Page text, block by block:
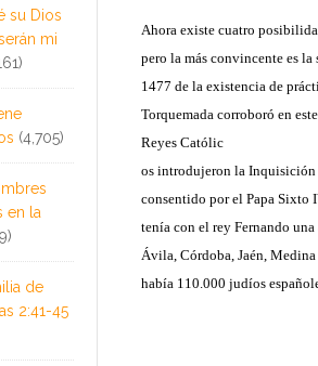
Ahora existe cuatro
pero la más convincente es
1477 de la existencia de
Torquemada corroboró en
Reyes Católic
os introdujeron la Inquisición
consentido por el Papa Sixto
tenía con el rey Fernando una
Ávila, Córdoba, Jaén,
había 110.000 judíos
su Dios
mi
(4,705)
en la
de
2:41-45